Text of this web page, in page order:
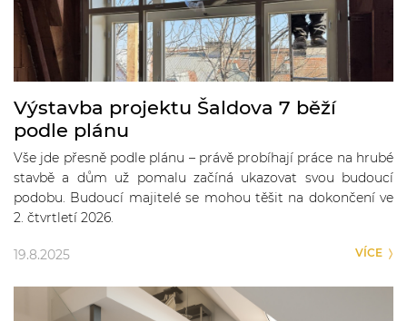
Výstavba projektu Šaldova 7 běží
podle plánu
Vše jde přesně podle plánu – právě probíhají práce na hrubé
stavbě a dům už pomalu začíná ukazovat svou budoucí
podobu. Budoucí majitelé se mohou těšit na dokončení ve
2. čtvrtletí 2026.
19.8.2025 VÍCE